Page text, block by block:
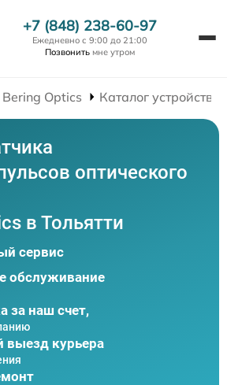
+7 (848) 238-60-97
Ежедневно с 9:00 до 21:00
Позвонить мне утром
Optics Каталог устройств
оптического
в Тольятти
сервис
обслуживание
за наш счет,
выезд курьера